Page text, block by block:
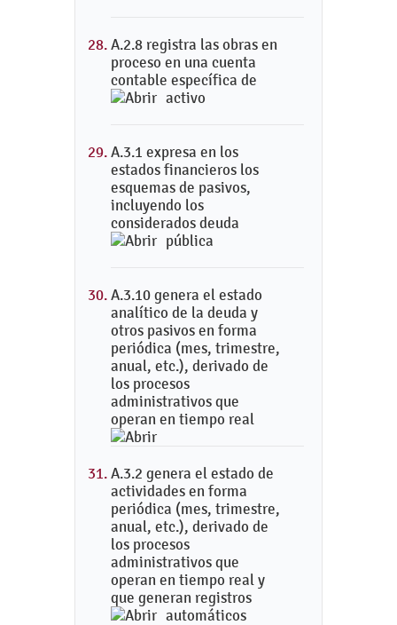
A.2.8 registra las obras en
proceso en una cuenta
contable específica de
activo
A.3.1 expresa en los
estados financieros los
esquemas de pasivos,
incluyendo los
considerados deuda
pública
A.3.10 genera el estado
analítico de la deuda y
otros pasivos en forma
periódica (mes, trimestre,
anual, etc.), derivado de
los procesos
administrativos que
operan en tiempo real
A.3.2 genera el estado de
actividades en forma
periódica (mes, trimestre,
anual, etc.), derivado de
los procesos
administrativos que
operan en tiempo real y
que generan registros
automáticos